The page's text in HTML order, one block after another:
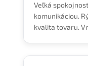
Veľká
komunikáciou.
kvalita tovaru.